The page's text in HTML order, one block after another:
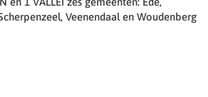
Veenendaal en Woudenberg